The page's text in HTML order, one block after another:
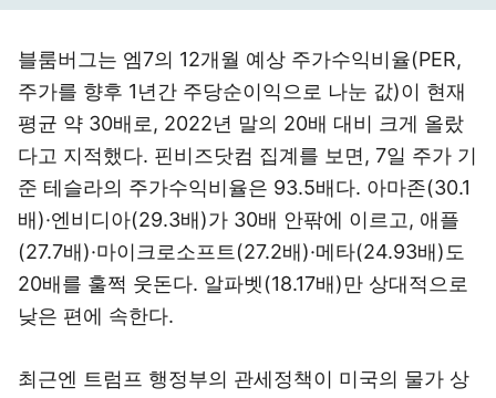
블룸버그는 엠7의 12개월 예상 주가수익비율(PER,
주가를 향후 1년간 주당순이익으로 나눈 값)이 현재
평균 약 30배로, 2022년 말의 20배 대비 크게 올랐
다고 지적했다. 핀비즈닷컴 집계를 보면, 7일 주가 기
준 테슬라의 주가수익비율은 93.5배다. 아마존(30.1
배)·엔비디아(29.3배)가 30배 안팎에 이르고, 애플
(27.7배)·마이크로소프트(27.2배)·메타(24.93배)도
20배를 훌쩍 웃돈다. 알파벳(18.17배)만 상대적으로
낮은 편에 속한다.
최근엔 트럼프 행정부의 관세정책이 미국의 물가 상